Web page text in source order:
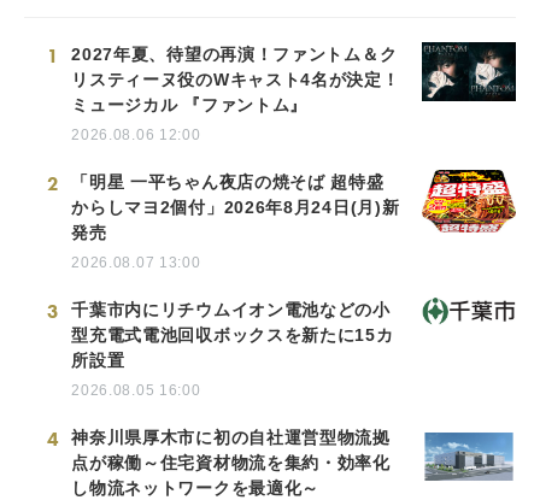
1
2027年夏、待望の再演！ファントム＆ク
リスティーヌ役のWキャスト4名が決定！
ミュージカル 『ファントム』
2026.08.06 12:00
2
「明星 一平ちゃん夜店の焼そば 超特盛
からしマヨ2個付」2026年8月24日(月)新
発売
2026.08.07 13:00
3
千葉市内にリチウムイオン電池などの小
型充電式電池回収ボックスを新たに15カ
所設置
2026.08.05 16:00
4
神奈川県厚木市に初の自社運営型物流拠
点が稼働～住宅資材物流を集約・効率化
し物流ネットワークを最適化～